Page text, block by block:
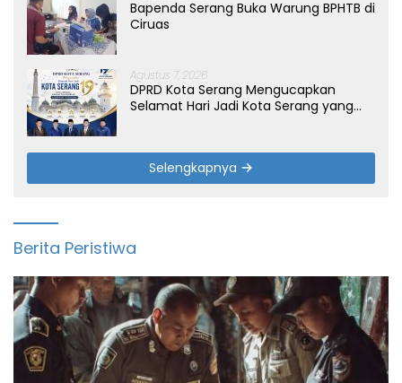
Bapenda Serang Buka Warung BPHTB di
Ciruas
Agustus 7, 2026
DPRD Kota Serang Mengucapkan
Selamat Hari Jadi Kota Serang yang
Selengkapnya
Berita Peristiwa